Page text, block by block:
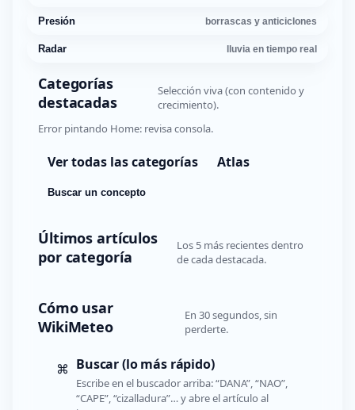
Presión borrascas y anticiclones
Radar lluvia en tiempo real
Categorías
destacadas
Selección viva (con contenido y
crecimiento).
Error pintando Home: revisa consola.
Ver todas las categorías Atlas
Buscar un concepto
Últimos artículos
por categoría
Los 5 más recientes dentro
de cada destacada.
Cómo usar
WikiMeteo
En 30 segundos, sin
perderte.
⌘ Buscar (lo más rápido)
Escribe en el buscador arriba: “DANA”, “NAO”,
“CAPE”, “cizalladura”… y abre el artículo al